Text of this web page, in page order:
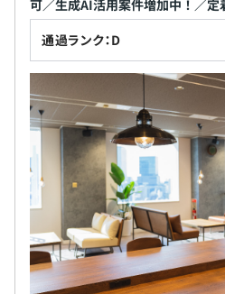
案件に応じてMac・Windows
在宅勤務中心のため在宅用モ
プロジェクトごとに選択、ウォ
ル、スクラム
昇給査定 年1回（4月）
社会保険完備（雇用・労災・
※関東ITソフトウェア健康保険
無期雇用
可／生成AI活用案件増加中！／定
通過ランク：D